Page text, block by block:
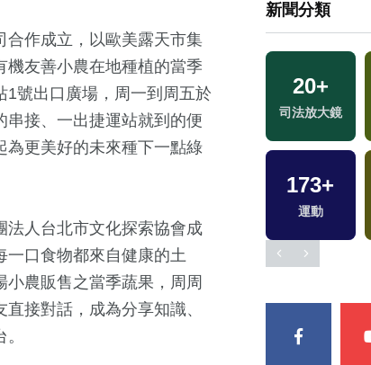
合作成立，以歐美露天市集
友善小農在地種植的當季
號出口廣場，周一到周五於
接、一出捷運站就到的便
為更美好的未來種下一點綠
法人台北市文化探索協會成
口食物都來自健康的土
農販售之當季蔬果，周周
接對話，成為分享知識、
新聞分類
68+
兩岸
9+
綜藝
1359 20+
司法放大鏡
173+
運動